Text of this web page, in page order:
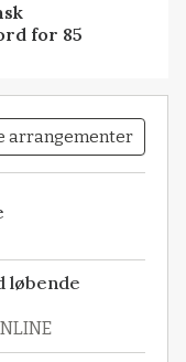
for 85
arrangementer
løbende